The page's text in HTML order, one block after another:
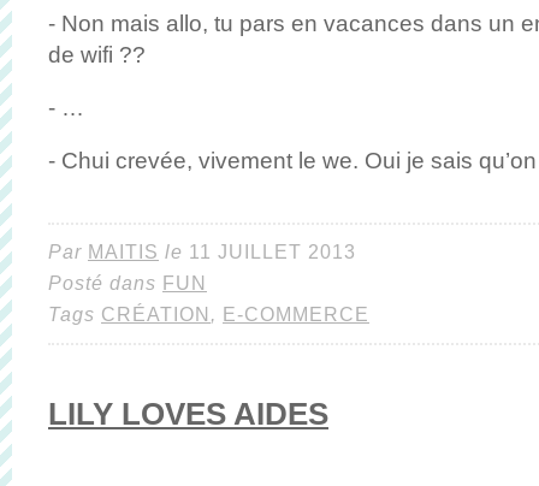
- Non mais allo, tu pars en vacances dans un
de wifi ??
- …
- Chui crevée, vivement le we. Oui je sais
Par MAITIS le 11 JUILLET 2013
Posté dans FUN
Tags CRÉATION , E-COMMERCE
LILY LOVES AIDES